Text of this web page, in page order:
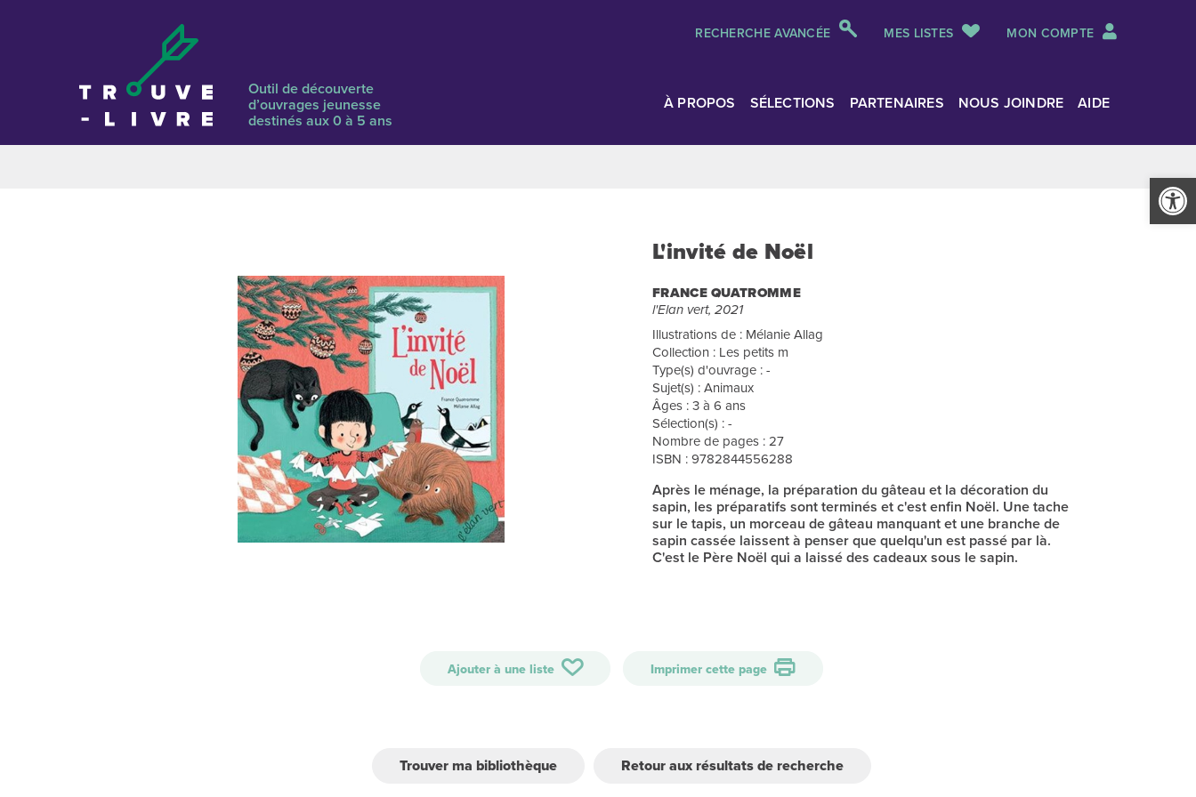
Ouvrir
RECHERCHE AVANCÉE MES LISTES MON COMPTE
Outil de découverte
d’ouvrages jeunesse
destinés aux 0 à 5 ans
À PROPOS SÉLECTIONS PARTENAIRES NOUS JOINDRE AIDE
L'invité de Noël
FRANCE QUATROMME
l'Elan vert, 2021
Illustrations de : Mélanie Allag
Collection : Les petits m
Type(s) d'ouvrage : -
Sujet(s) : Animaux
Âges : 3 à 6 ans
Sélection(s) : -
Nombre de pages : 27
ISBN : 9782844556288
Après le ménage, la préparation du gâteau et la décoration du
sapin, les préparatifs sont terminés et c'est enfin Noël. Une tache
sur le tapis, un morceau de gâteau manquant et une branche de
sapin cassée laissent à penser que quelqu'un est passé par là.
C'est le Père Noël qui a laissé des cadeaux sous le sapin.
Ajouter à une liste Imprimer cette page
Trouver ma bibliothèque Retour aux résultats de recherche